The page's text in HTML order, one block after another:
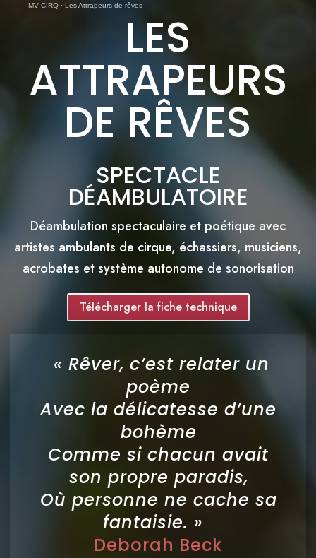
MV CIRQ · Les Attrapeurs de rêves
LES
ATTRAPEURS
DE RÊVES
SPECTACLE
DÉAMBULATOIRE
Déambulation spectaculaire et poétique avec
artistes ambulants de cirque, échassiers, musiciens,
acrobates et système autonome de sonorisation
Télécharger la fiche technique
« Rêver, c’est relater un
poème
Avec la délicatesse d’une
bohème
Comme si chacun avait
son propre paradis,
Où personne ne cache sa
fantaisie. »
Deborah Beck